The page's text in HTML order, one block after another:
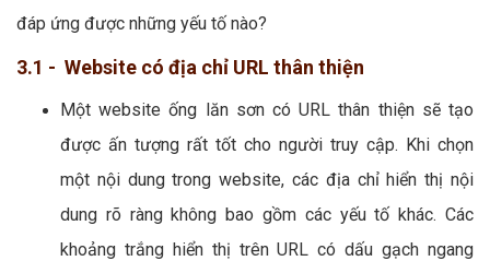
đáp ứng được những yếu tố nào?
3.1 - Website có địa chỉ URL thân thiện
Một website ống lăn sơn có URL thân thiện sẽ tạo
được ấn tượng rất tốt cho người truy cập. Khi chọn
một nội dung trong website, các địa chỉ hiển thị nội
dung rõ ràng không bao gồm các yếu tố khác. Các
khoảng trắng hiển thị trên URL có dấu gạch ngang